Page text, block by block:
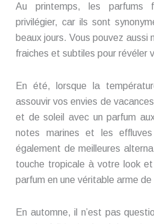
Au printemps, les parfums
privilégier, car ils sont
beaux jours. Vous pouvez aussi
fraiches et subtiles pour révéler
En été, lorsque la
assouvir vos envies de
et de soleil avec un parfum
notes marines et les
également de meilleures
touche tropicale à votre look
parfum en une véritable arme de
En automne, il n’est pas